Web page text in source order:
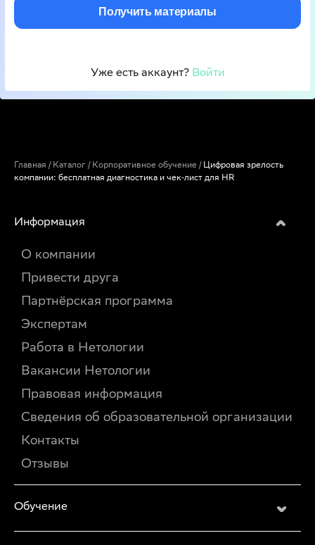
Получить материалы
Уже есть аккаунт? Войти
Главная / Каталог / Корпоративное обучение / Цифровая зрелость
компании: бесплатная диагностика и чек‑лист для HR
Информация
О компании
Привести друга
Партнёрская программа
Экспертам
Работа в Нетологии
Вакансии Нетологии
Правовая информация
Сведения об образовательной организации
Контакты
Отзывы
Обучение